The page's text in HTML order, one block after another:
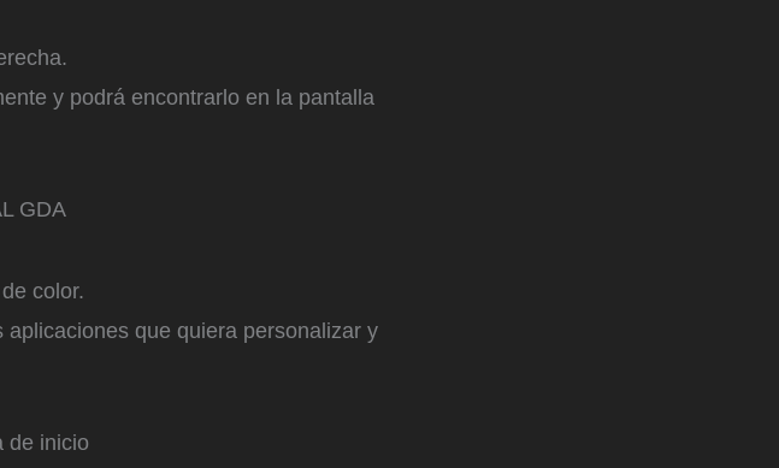
y podrá encontrarlo en la pantalla
GDA
color.
que quiera personalizar y
de inicio